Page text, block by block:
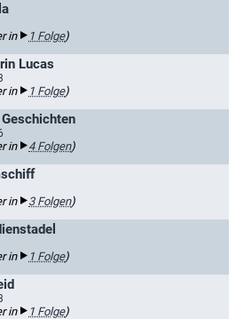
in 1 Folge)
Lucas
in 1 Folge)
in 4 Folgen)
in 3 Folgen)
in 1 Folge)
in 1 Folge)